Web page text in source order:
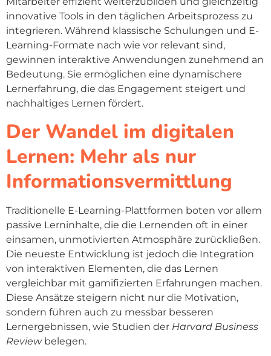
innovative Tools in den täglichen Arbeitsprozess zu
integrieren. Während klassische Schulungen und E-
Learning-Formate nach wie vor relevant sind,
gewinnen interaktive Anwendungen zunehmend an
Bedeutung. Sie ermöglichen eine dynamischere
Lernerfahrung, die das Engagement steigert und
nachhaltiges Lernen fördert.
Der Wandel im digitalen
Lernen: Mehr als nur
Informationsvermittlung
Traditionelle E-Learning-Plattformen boten vor allem
passive Lerninhalte, die die Lernenden oft in einer
einsamen, unmotivierten Atmosphäre zurückließen.
Die neueste Entwicklung ist jedoch die Integration
von interaktiven Elementen, die das Lernen
vergleichbar mit gamifizierten Erfahrungen machen.
Diese Ansätze steigern nicht nur die Motivation,
sondern führen auch zu messbar besseren
Lernergebnissen, wie Studien der Harvard Business
Reviewbelegen.